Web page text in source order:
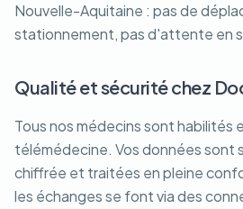
Nouvelle-Aquitaine : pas de
stationnement, pas d'attente en
Qualité et sécurité chez
Tous nos médecins sont habilités
télémédecine. Vos données sont
chiffrée et traitées en pleine
les échanges se font via des